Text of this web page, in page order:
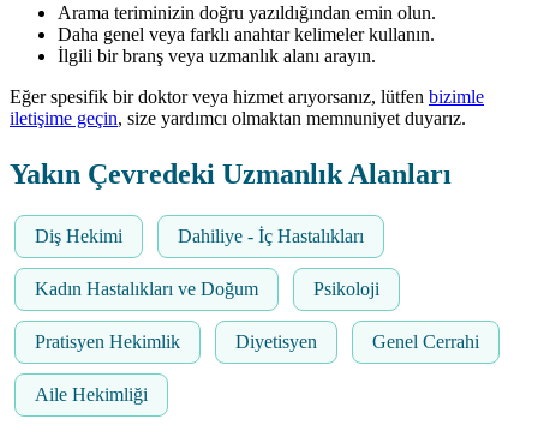
Arama teriminizin doğru yazıldığından emin olun.
Daha genel veya farklı anahtar kelimeler kullanın.
İlgili bir branş veya uzmanlık alanı arayın.
Eğer spesifik bir doktor veya hizmet arıyorsanız, lütfen bizimle
iletişime geçin, size yardımcı olmaktan memnuniyet duyarız.
Yakın Çevredeki Uzmanlık Alanları
Diş Hekimi Dahiliye - İç Hastalıkları
Kadın Hastalıkları ve Doğum Psikoloji
Pratisyen Hekimlik Diyetisyen Genel Cerrahi
Aile Hekimliği